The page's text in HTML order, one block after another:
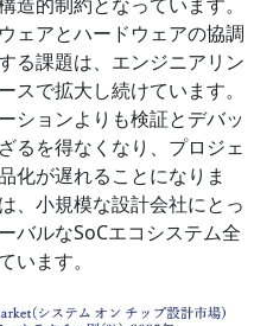
ェアとハードウェアの協調
る課題は、エンジニアリン
スで拡大し続けています。
ションよりも検証とデバッ
るを得なくなり、プロジェ
化が遅れることになりま
、小規模な設計会社にとっ
バルなSoCエコシステム全
います。